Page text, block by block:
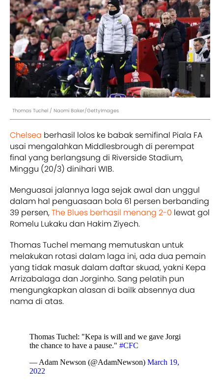
Thomas Tuchel / Naomi Baker/GettyImages
Chelsea berhasil lolos ke babak semifinal Piala FA
usai mengalahkan Middlesbrough di perempat
final yang berlangsung di Riverside Stadium,
Minggu (20/3) dinihari WIB.
Menguasai jalannya laga sejak awal dan unggul
dalam hal penguasaan bola 61 persen berbanding
39 persen,The Blues berhasil menang 2-0 lewat gol
Romelu Lukaku dan Hakim Ziyech.
Thomas Tuchel memang memutuskan untuk
melakukan rotasi dalam laga ini, ada dua pemain
yang tidak masuk dalam daftar skuad, yakni Kepa
Arrizabalaga dan Jorginho. Sang pelatih pun
mengungkapkan alasan di bailk absennya dua
nama di atas.
Thomas Tuchel: "Kepa is will and we gave Jorgi
the chance to have a pause." #CFC
— Adam Newson (@AdamNewson) March 19,
2022